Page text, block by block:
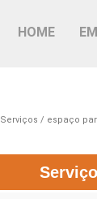
HOME
Serviços espaço